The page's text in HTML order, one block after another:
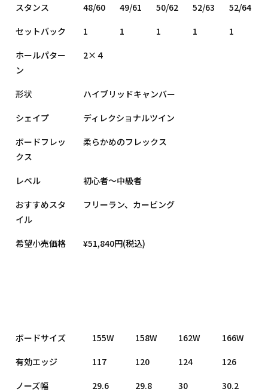
スタンス
48/60 49/61 50/62 52/63
52/64
セットバック
1 1 1 1
1
ホールパター
ン
2×４
形状
ハイブリッドキャンバー
シェイプ
ディレクショナルツイン
ボードフレッ
クス
柔らかめのフレックス
レベル
初心者〜中級者
おすすめスタ
イル
フリーラン、カービング
希望小売価格 ¥51,840円(税込)
ボードサイズ 155W 158W 162W
166W
有効エッジ
117 120 124
126
ノーズ幅
29.6 29.8 30
30.2